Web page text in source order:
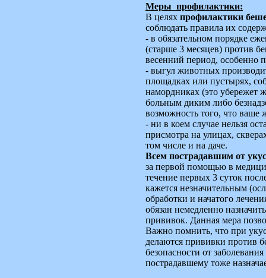
Меры профилактики:
В целях профилактики
соблюдать правила их
- в обязательном порядке
(старше 3 месяцев) против
весенний период, особенно
- выгул животных
площадках или пустырях,
намордниках (это убережет
больным диким либо
возможность того, что ваше
- ни в коем случае нельзя
присмотра на улицах,
том числе и на даче.
Всем пострадавшим от
за первой помощью в
течение первых 3 суток
кажется незначительным
обработки и начатого
обязан немедленно
прививок. Данная мера
Важно помнить, что при
делаются прививки против
безопасности от
пострадавшему тоже